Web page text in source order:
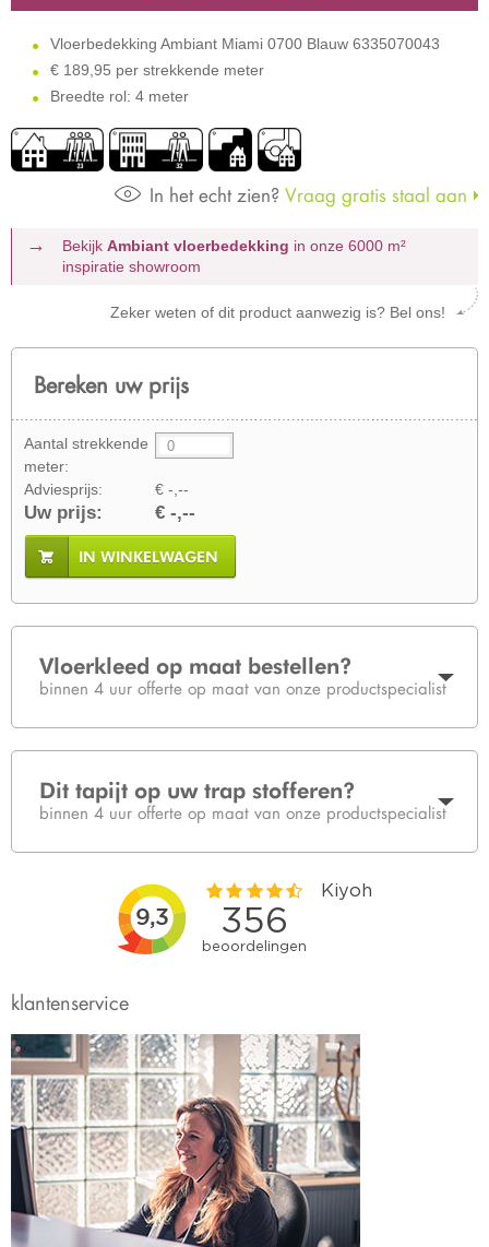
Vloerbedekking Ambiant Miami 0700 Blauw 6335070043
€ 189,95 per strekkende meter
Breedte rol: 4 meter
In het echt zien? Vraag gratis staal aan
Bekijk Ambiant vloerbedekking in onze 6000 m²
inspiratie showroom
Zeker weten of dit product aanwezig is? Bel ons!
Bereken uw prijs
Aantal strekkende
meter:
Adviesprijs:
€ -,--
Uw prijs: € -,--
IN WINKELWAGEN
Vloerkleed op maat bestellen?
binnen 4 uur offerte op maat van onze productspecialist
Dit tapijt op uw trap stofferen?
binnen 4 uur offerte op maat van onze productspecialist
klantenservice